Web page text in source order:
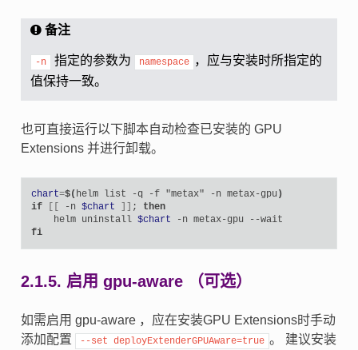
备注
-n 指定的参数为 namespace ，应与安装时所指定的
值保持一致。
也可直接运行以下脚本自动检查已安装的 GPU
Extensions 并进行卸载。
chart=$( helm list -q -f "metax" -n metax-gpu)
if
-n $chart ;
then
helm uninstall $chart -n metax-gpu
fi
2.1.5. 启用 gpu-aware （可选）
如需启用 gpu-aware ，应在安装GPU Extensions时手动
添加配置
--set deployExtenderGPUAware=true 。 建议安装